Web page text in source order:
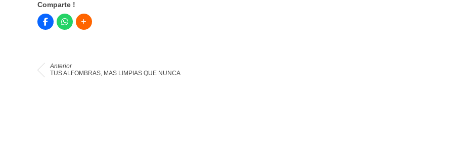
Comparte !
Anterior
TUS ALFOMBRAS, MAS LIMPIAS QUE NUNCA